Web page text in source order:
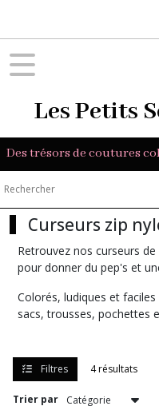
Les Petits
Curseurs zip
Retrouvez nos curseurs
pour donner du pep's et
Colorés, ludiques et
sacs, trousses, pochettes
Filtres 4 résultats
Trier par
FILTRES
Mercerie
Curseurs
exclusifs
Les
secrets
de
(5)
zip
nylon